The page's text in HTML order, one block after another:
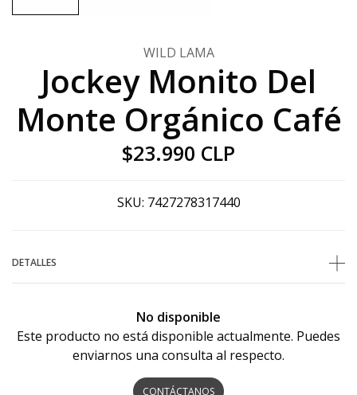
WILD LAMA
Jockey Monito Del
Monte Orgánico Café
$23.990 CLP
SKU: 7427278317440
DETALLES
No disponible
Este producto no está disponible actualmente. Puedes
enviarnos una consulta al respecto.
CONTÁCTANOS